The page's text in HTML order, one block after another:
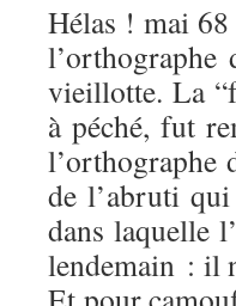
Hélas ! mai
l’orthographe
vieillotte. La
à péché, fut
l’orthographe
de l’abruti
dans laquelle
lendemain : il